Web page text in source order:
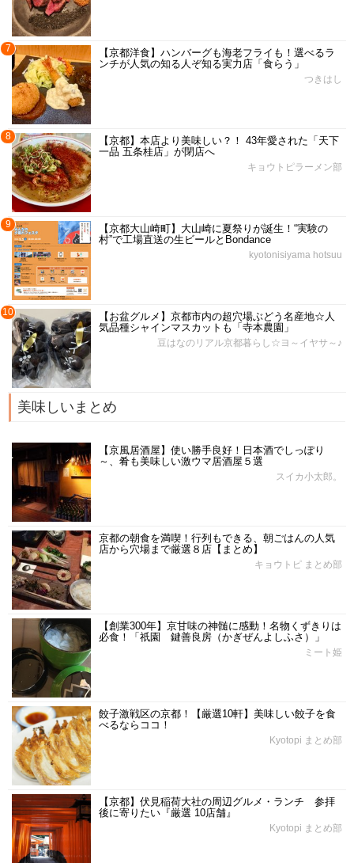
7
【京都洋食】ハンバーグも海老フライも！選べるラ
ンチが人気の知る人ぞ知る実力店「食らう」
つきはし
8
【京都】本店より美味しい？！ 43年愛された「天下
一品 五条桂店」が閉店へ
キョウトピラーメン部
9
【京都大山崎町】大山崎に夏祭りが誕生！“実験の
村”で工場直送の生ビールとBondance
kyotonisiyama hotsuu
10
【お盆グルメ】京都市内の超穴場ぶどう名産地☆人
気品種シャインマスカットも「寺本農園」
豆はなのリアル京都暮らし☆ヨ～イヤサ～♪
美味しいまとめ
【京風居酒屋】使い勝手良好！日本酒でしっぽり
～、肴も美味しい激ウマ居酒屋５選
スイカ小太郎。
京都の朝食を満喫！行列もできる、朝ごはんの人気
店から穴場まで厳選８店【まとめ】
キョウトピ まとめ部
【創業300年】京甘味の神髄に感動！名物くずきりは
必食！「祇園 鍵善良房（かぎぜんよしふさ）」
ミート姫
餃子激戦区の京都！【厳選10軒】美味しい餃子を食
べるならココ！
Kyotopi まとめ部
【京都】伏見稲荷大社の周辺グルメ・ランチ 参拝
後に寄りたい『厳選 10店舗』
Kyotopi まとめ部